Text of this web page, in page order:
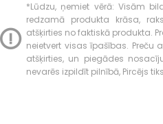
*Lūdzu, ņemiet vērā: Visām
redzamā produkta krāsa,
atšķirties no faktiskā produkta.
neietvert visas īpašības. Preču
atšķirties, un piegādes
nevarēs izpildīt pilnībā, Pircējs